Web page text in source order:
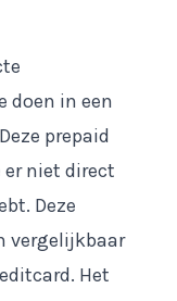
doen in een
prepaid
niet direct
Deze
vergelijkbaar
Het